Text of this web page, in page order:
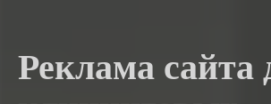
Реклама сайта